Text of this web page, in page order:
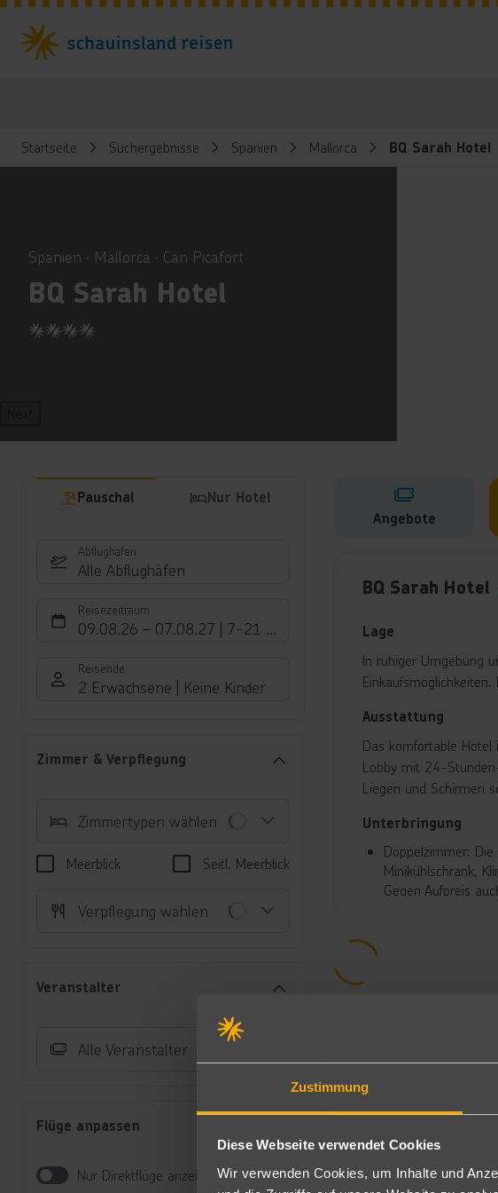
Zustimmung
Diese Webseite verwendet Cookies
Wir verwenden Cookies, um Inhalte und
Startseite Suchergebnisse Spanien Mallorca BQ Sarah Hotel
Spanien ∙ Mallorca ∙ Can Picafort
BQ Sarah Hotel
4
Pauschal Nur Hotel
Abflughafen
Alle Abflughäfen
Reisezeitraum
09.08.26 – 07.08.27 7-21 Nächte
Reisende
2 Erwachsene Keine Kinder
Zimmer & Verpflegung
Zimmertypen wählen
Meerblick Seitl. Meerblick
Verpflegung wählen
Veranstalter
Alle Veranstalter
Flüge anpassen
Nur Direktflüge anzeigen
Angebote
BQ Sarah Hotel
Lage
In ruhiger Umgebung
Ausstattung
Das komfortable
Lobby mit 24-
Liegen und Schirmen
Unterbringung
Doppelzimmer:
Minikühlschrank,
Gegen Aufpreis
Sport Inklusive
Billiard
Unterhaltung
Gelegentlich abends